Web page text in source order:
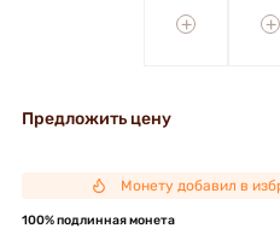
+ +
Предложить цену
Монету добавил в
100% подлинная монета